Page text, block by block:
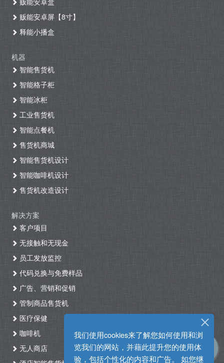
我们使用cookies来了解您如何使用和浏
览我们的网站，并藉此提升您的使用体
验，包括个性化的内容和广告。 如您继
贩能安卓屏【8寸】
释能小播盒
机器
智能售货机
智能格子柜
智能冰柜
工业售货机
智能点餐机
售货机商城
智能售货机设计
智能咖啡机设计
售货机改造设计
解决方案
客户项目
无接触和无现金
员工发放监控
代码兑换与免费样品
广告、营销和促销
管制商品售货机
医疗保健
咖啡机
无人商店